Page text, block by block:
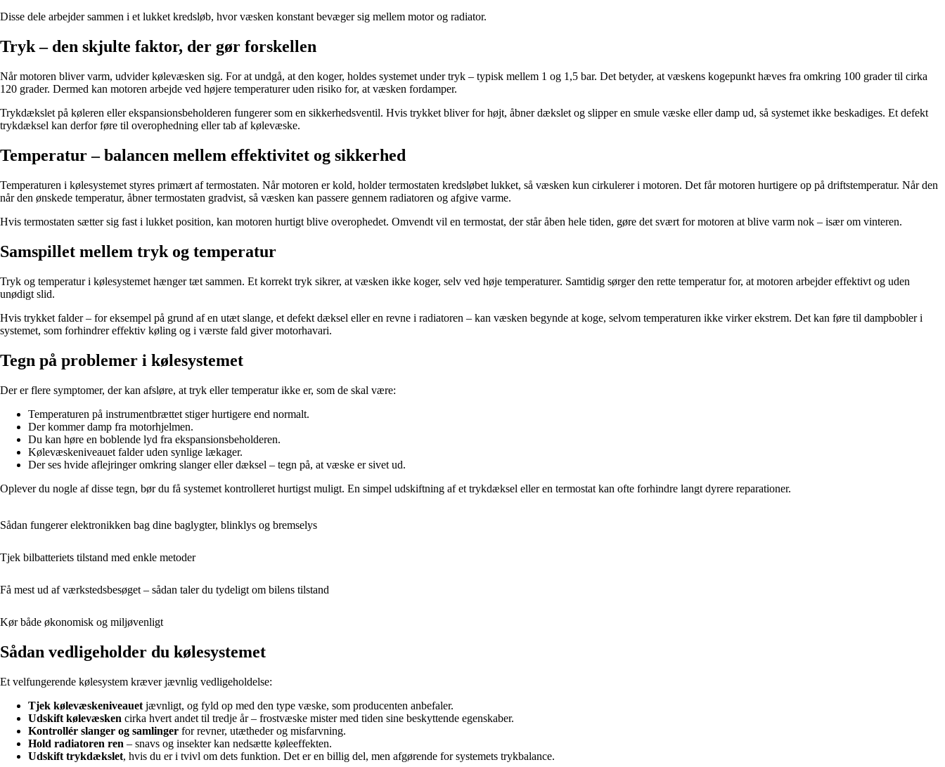
Disse dele arbejder sammen i et lukket kredsløb, hvor væsken konstant bevæger sig mellem motor og radiator.
Tryk – den skjulte faktor, der gør forskellen
Når motoren bliver varm, udvider kølevæsken sig. For at undgå, at den koger, holdes systemet under tryk – typisk mellem 1 og 1,5 bar. Det betyder, at væskens kogepunkt hæves fra omkring 100 grader til cirka
120 grader. Dermed kan motoren arbejde ved højere temperaturer uden risiko for, at væsken fordamper.
Trykdækslet på køleren eller ekspansionsbeholderen fungerer som en sikkerhedsventil. Hvis trykket bliver for højt, åbner dækslet og slipper en smule væske eller damp ud, så systemet ikke beskadiges. Et defekt
trykdæksel kan derfor føre til overophedning eller tab af kølevæske.
Temperatur – balancen mellem effektivitet og sikkerhed
Temperaturen i kølesystemet styres primært af termostaten. Når motoren er kold, holder termostaten kredsløbet lukket, så væsken kun cirkulerer i motoren. Det får motoren hurtigere op på driftstemperatur. Når den
når den ønskede temperatur, åbner termostaten gradvist, så væsken kan passere gennem radiatoren og afgive varme.
Hvis termostaten sætter sig fast i lukket position, kan motoren hurtigt blive overophedet. Omvendt vil en termostat, der står åben hele tiden, gøre det svært for motoren at blive varm nok – især om vinteren.
Samspillet mellem tryk og temperatur
Tryk og temperatur i kølesystemet hænger tæt sammen. Et korrekt tryk sikrer, at væsken ikke koger, selv ved høje temperaturer. Samtidig sørger den rette temperatur for, at motoren arbejder effektivt og uden
unødigt slid.
Hvis trykket falder – for eksempel på grund af en utæt slange, et defekt dæksel eller en revne i radiatoren – kan væsken begynde at koge, selvom temperaturen ikke virker ekstrem. Det kan føre til dampbobler i
systemet, som forhindrer effektiv køling og i værste fald giver motorhavari.
Tegn på problemer i kølesystemet
Der er flere symptomer, der kan afsløre, at tryk eller temperatur ikke er, som de skal være:
Temperaturen på instrumentbrættet stiger hurtigere end normalt.
Der kommer damp fra motorhjelmen.
Du kan høre en boblende lyd fra ekspansionsbeholderen.
Kølevæskeniveauet falder uden synlige lækager.
Der ses hvide aflejringer omkring slanger eller dæksel – tegn på, at væske er sivet ud.
Oplever du nogle af disse tegn, bør du få systemet kontrolleret hurtigst muligt. En simpel udskiftning af et trykdæksel eller en termostat kan ofte forhindre langt dyrere reparationer.
Sådan fungerer elektronikken bag dine baglygter, blinklys og bremselys
Tjek bilbatteriets tilstand med enkle metoder
Få mest ud af værkstedsbesøget – sådan taler du tydeligt om bilens tilstand
Kør både økonomisk og miljøvenligt
Sådan vedligeholder du kølesystemet
Et velfungerende kølesystem kræver jævnlig vedligeholdelse:
Tjek kølevæskeniveauet jævnligt, og fyld op med den type væske, som producenten anbefaler.
Udskift kølevæsken cirka hvert andet til tredje år – frostvæske mister med tiden sine beskyttende egenskaber.
Kontrollér slanger og samlinger for revner, utætheder og misfarvning.
Hold radiatoren ren – snavs og insekter kan nedsætte køleeffekten.
Udskift trykdækslet, hvis du er i tvivl om dets funktion. Det er en billig del, men afgørende for systemets trykbalance.